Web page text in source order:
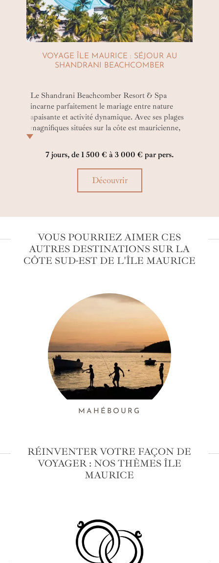
VOYAGE ÎLE MAURICE : SÉJOUR AU
SHANDRANI BEACHCOMBER
Le Shandrani Beachcomber Resort & Spa
incarne parfaitement le mariage entre nature
apaisante et activité dynamique. Avec ses plages
magnifiques situées sur la côte est mauricienne,
ses loisirs variés, son spa raffiné et son accueil
chaleureux, l'hôtel 4* sup est une destination
idéale pour les familles, les couples et les
amateurs de bien-être ou d’aventure.
7 jours, de 1 500 € à 3 000 € par pers.
Découvrir
VOUS POURRIEZ AIMER CES
AUTRES DESTINATIONS SUR LA
CÔTE SUD-EST DE L'ÎLE MAURICE
MAHÉBOURG
RÉINVENTER VOTRE FAÇON DE
VOYAGER : NOS THÈMES ÎLE
MAURICE